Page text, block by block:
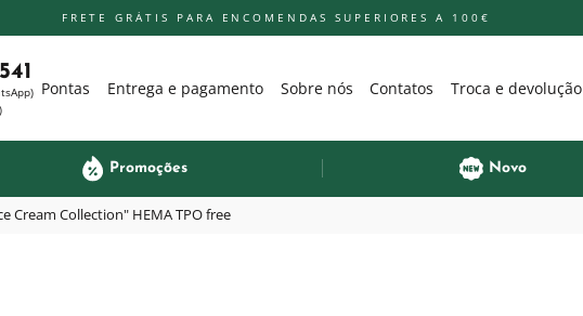
FRETE GRÁTIS PARA ENCOMENDAS SUPERIORES A 100€
Pontas Entrega e pagamento Sobre nós Contatos Troca e devolução
Promoções Novo
Cream Collection" HEMA TPO free